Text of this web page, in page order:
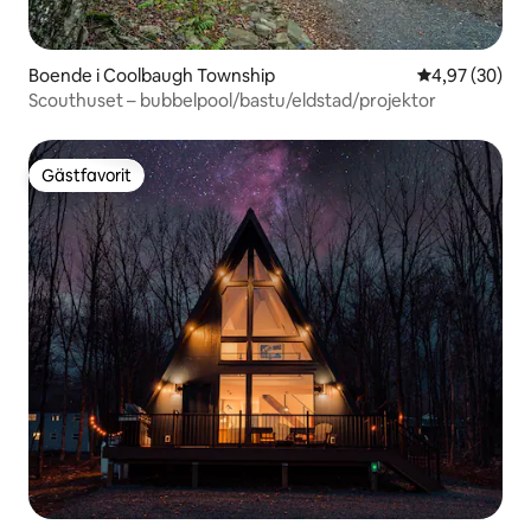
Boende i Coolbaugh Township 4,97 av 5 i
4,97 (30)
Scouthuset – bubbelpool/bastu/eldstad/projektor
Gästfavorit
Gästfavorit